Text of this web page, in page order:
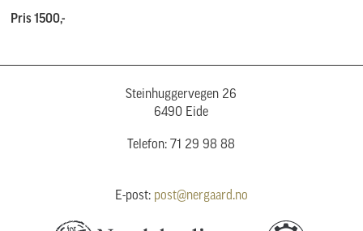
Pris 1500,-
Steinhuggervegen 26
6490 Eide
Telefon: 71 29 98 88
E-post: post@nergaard.no